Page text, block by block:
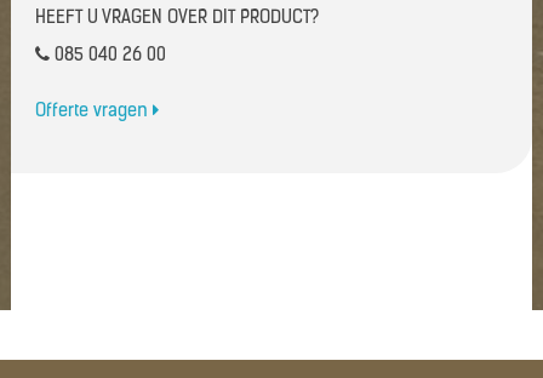
HEEFT U VRAGEN OVER DIT PRODUCT?
085 040 26 00
Offerte vragen